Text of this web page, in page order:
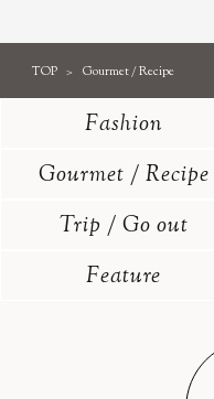
TOP Gourmet / Recipe
Fashion
Gourmet / Recipe
Trip / Go out
Feature